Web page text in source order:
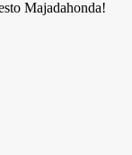
Majadahonda!